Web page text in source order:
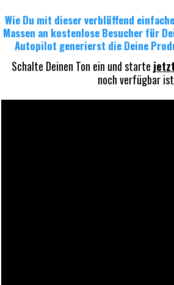
Wie Du mit dieser verblüffend
Massen an kostenlose Besucher für
Autopilot generierst die Deine
Schalte Deinen Ton ein und starte jetzt
noch verfügbar